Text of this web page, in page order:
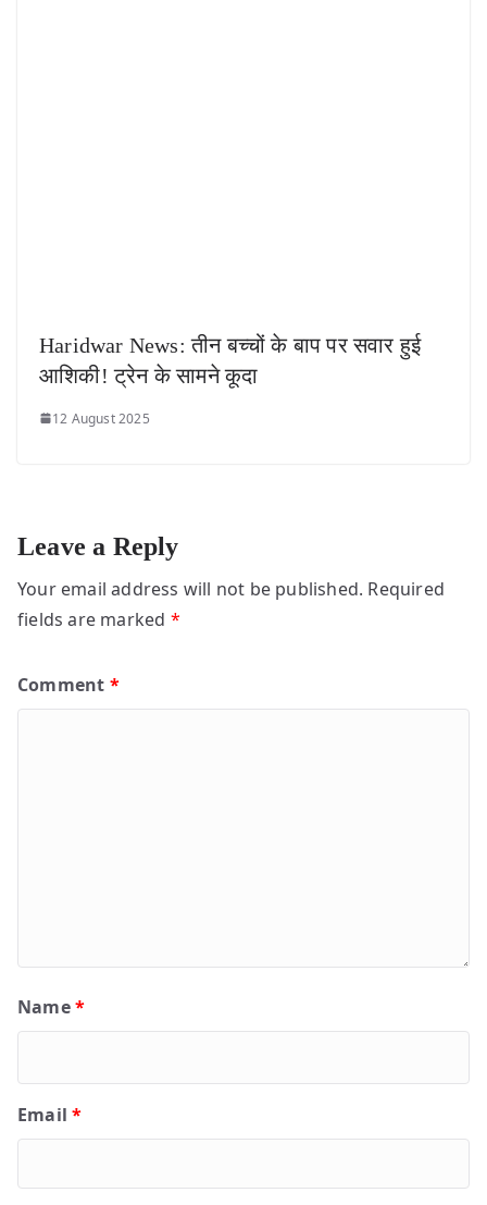
Haridwar News: तीन बच्चों के बाप पर सवार हुई
आशिकी! ट्रेन के सामने कूदा
12 August 2025
Leave a Reply
Your email address will not be published. Required
fields are marked *
Comment *
Name*
Email*